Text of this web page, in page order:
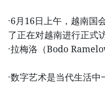
·6月16日上午，越南国
了正在对越南进行正式
·拉梅洛（Bodo
·数字艺术是当代生活中